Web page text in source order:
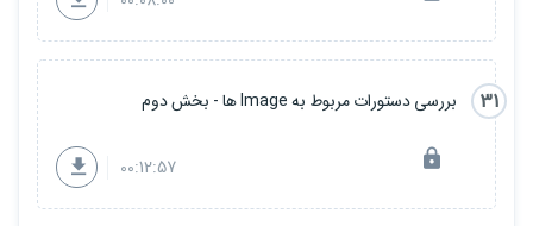
31 بررسی دستورات مربوط به Image ها - بخش دوم
00:12:57